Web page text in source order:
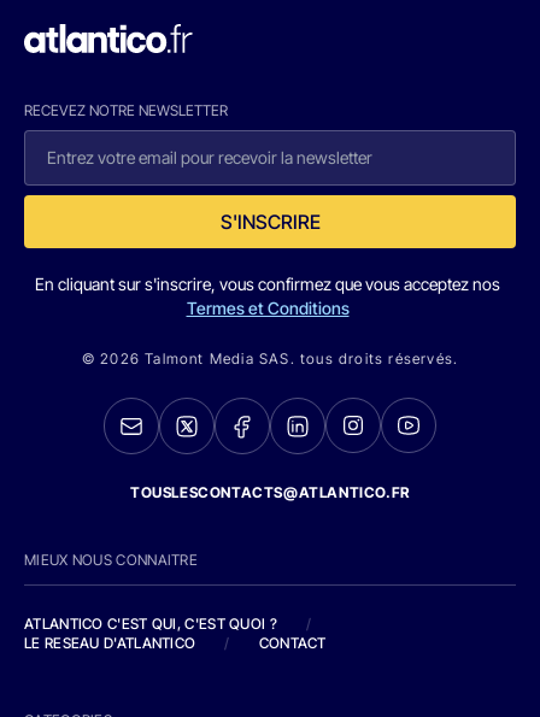
RECEVEZ NOTRE NEWSLETTER
S'INSCRIRE
En cliquant sur s'inscrire, vous confirmez que vous acceptez nos
Termes et Conditions
© 2026 Talmont Media SAS. tous droits réservés.
TOUSLESCONTACTS@ATLANTICO.FR
MIEUX NOUS CONNAITRE
ATLANTICO C'EST QUI, C'EST QUOI ?
/
LE RESEAU D'ATLANTICO
/ CONTACT